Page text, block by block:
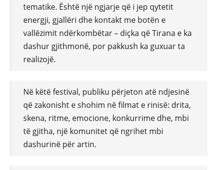
tematike. Është një ngjarje që i jep qytetit
energji, gjallëri dhe kontakt me botën e
vallëzimit ndërkombëtar – diçka që Tirana e ka
dashur gjithmonë, por pakkush ka guxuar ta
realizojë.
Në këtë festival, publiku përjeton atë ndjesinë
që zakonisht e shohim në filmat e rinisë: drita,
skena, ritme, emocione, konkurrime dhe, mbi
të gjitha, një komunitet që ngrihet mbi
dashurinë për artin.